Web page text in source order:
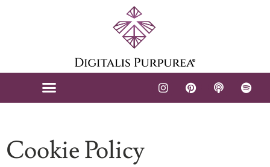
Cookie Policy